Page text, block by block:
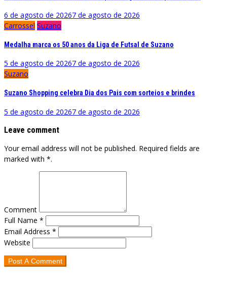
6 de agosto de 20267 de agosto de 2026
Carrossel Suzano
Medalha marca os 50 anos da Liga de Futsal de Suzano
5 de agosto de 20267 de agosto de 2026
Suzano
Suzano Shopping celebra Dia dos Pais com sorteios e brindes
5 de agosto de 20267 de agosto de 2026
Leave comment
Your email address will not be published. Required fields are
marked with *.
Comment
Full Name *
Email Address *
Website